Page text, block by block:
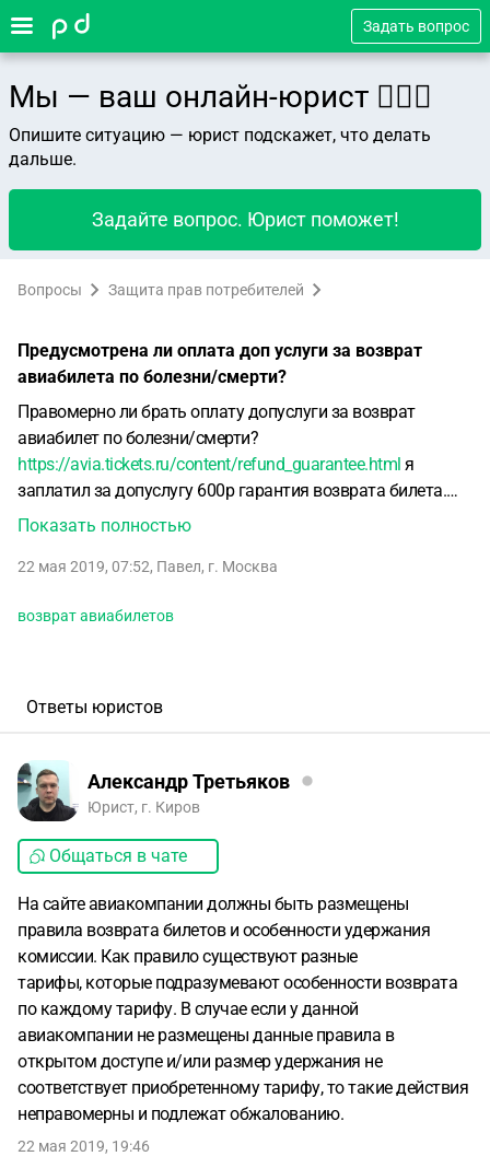
Задать вопрос
Мы — ваш онлайн-юрист 👨🏻‍⚖️
Опишите ситуацию — юрист подскажет, что делать
дальше.
Задайте вопрос. Юрист поможет!
Вопросы Защита прав потребителей
Предусмотрена ли оплата доп услуги за возврат
авиабилета по болезни/смерти?
Правомерно ли брать оплату допуслуги за возврат
авиабилет по болезни/смерти?
https://avia.tickets.ru/content/refund_guarantee.html
заплатил за допуслугу 600р гарантия возврата билета.
разве по закону смерть и болезнь не являются причиной
описании услуги написано Гарантия возврата в случае
просто : Гарантия возврата билета .
Показать полностью
22 мая 2019, 07:52, Павел, г. Москва
возврат авиабилетов
Ответы юристов
Александр Третьяков
Юрист, г. Киров
Общаться в чате
На сайте авиакомпании должны быть размещены
правила возврата билетов и особенности удержания
комиссии. Как правило существуют разные
тарифы, которые подразумевают особенности возврата
по каждому тарифу. В случае если у данной
авиакомпании не размещены данные правила в
открытом доступе и/или размер удержания не
соответствует приобретенному тарифу, то такие действия
неправомерны и подлежат обжалованию.
22 мая 2019, 19:46